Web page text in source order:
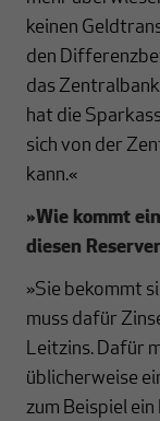
keinen
den
das
hat die
sich von der
kann.«
»Wie kommt
diesen
»Sie bekommt
muss dafür
Leitzins. Dafür
üblicherweise
zum Beispiel